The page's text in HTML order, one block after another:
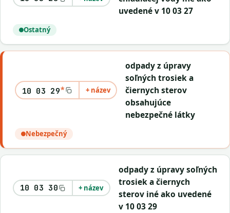
uvedené v 10 03 27
Ostatný
10 03 29* + název
odpady z úpravy
soľných trosiek a
čiernych sterov
obsahujúce
nebezpečné látky
Nebezpečný
10 03 30 + název
odpady z úpravy soľných
trosiek a čiernych
sterov iné ako uvedené
v 10 03 29